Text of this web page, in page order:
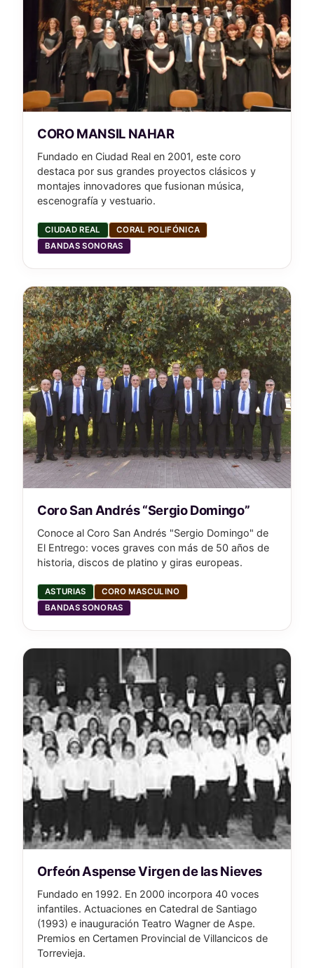
CORO MANSIL NAHAR
Fundado en Ciudad Real en 2001, este coro
destaca por sus grandes proyectos clásicos y
montajes innovadores que fusionan música,
escenografía y vestuario.
CIUDAD REAL
CORAL POLIFÓNICA
BANDAS SONORAS
Coro San Andrés “Sergio Domingo”
Conoce al Coro San Andrés "Sergio Domingo" de
El Entrego: voces graves con más de 50 años de
historia, discos de platino y giras europeas.
ASTURIAS
CORO MASCULINO
BANDAS SONORAS
Orfeón Aspense Virgen de las Nieves
Fundado en 1992. En 2000 incorpora 40 voces
infantiles. Actuaciones en Catedral de Santiago
(1993) e inauguración Teatro Wagner de Aspe.
Premios en Certamen Provincial de Villancicos de
Torrevieja.